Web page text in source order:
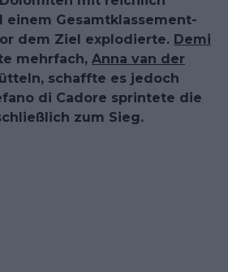
einem Gesamtklassement-
dem Ziel explodierte. Demi
mehrfach, Anna van der
schaffte es jedoch
di Cadore sprintete die
zum Sieg.